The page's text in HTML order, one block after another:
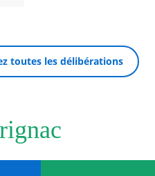
toutes les délibérations